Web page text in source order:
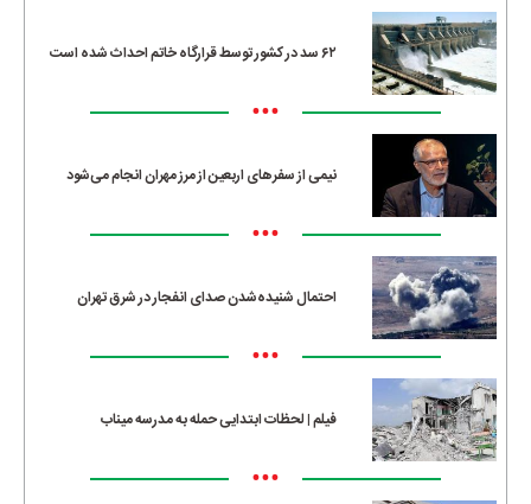
۶۲ سد در کشور توسط قرارگاه خاتم احداث شده است
•••
نیمی از سفرهای اربعین از مرز مهران انجام می‌شود
•••
احتمال شنیده‌شدن صدای انفجار در شرق تهران
•••
فیلم | لحظات ابتدایی حمله به مدرسه میناب
•••